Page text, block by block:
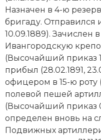
Латинская Америка
Новая история
Новейшая история
Нумизматика
Образование
Общественные
Назначен в 4-ю
бригаду. Отправился
10.09.1889). Зачислен
Ивангородскую
(Высочайший приказ
прибыл (28.02.1891,
офицером в 15-ю роту
полевой пешей
(Высочайший приказ
определен вновь на
Подвижных